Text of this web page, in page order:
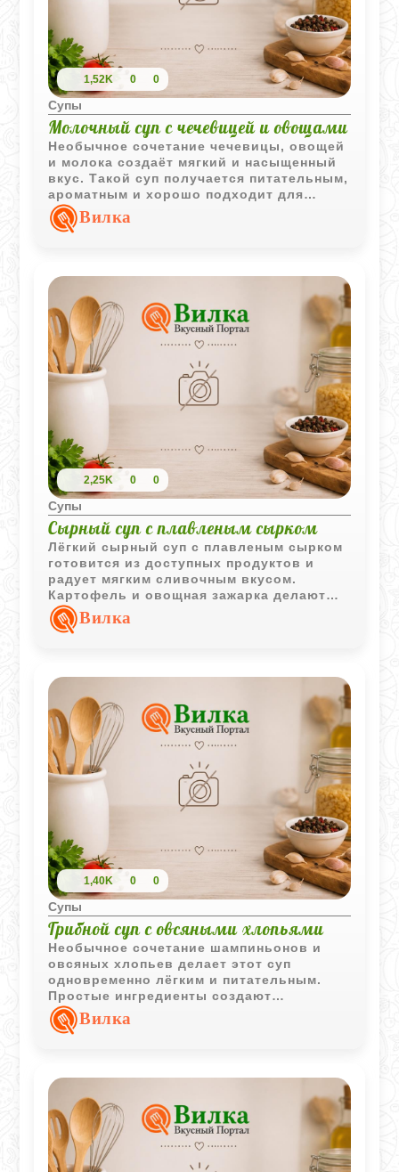
1,52K 0 0
Супы
Молочный суп с чечевицей и овощами
Необычное сочетание чечевицы, овощей
и молока создаёт мягкий и насыщенный
вкус. Такой суп получается питательным,
ароматным и хорошо подходит для
домашнего обеда в прохладное время
года.Вилка
2,25K 0 0
Супы
Сырный суп с плавленым сырком
Лёгкий сырный суп с плавленым сырком
готовится из доступных продуктов и
радует мягким сливочным вкусом.
Картофель и овощная зажарка делают
блюдо более сытным, сохраняя его
простоту и домашний характер.
Вилка
1,40K 0 0
Супы
Грибной суп с овсяными хлопьями
Необычное сочетание шампиньонов и
овсяных хлопьев делает этот суп
одновременно лёгким и питательным.
Простые ингредиенты создают
насыщенный вкус, а томатная заправка
добавляет приятную овощную нотку.
Вилка